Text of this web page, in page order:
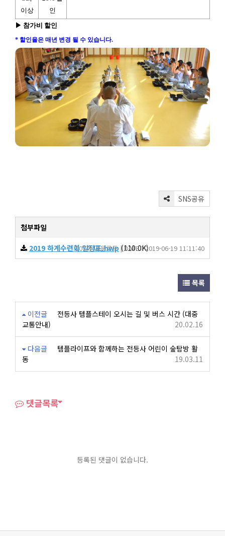
이상
인
▶ 참가비 할인
* 할인율은 매년 변경 될 수 있습니다.
SNS공유
첨부파일
2019 하계수련회 일정표.hwp (110.0K)
107회 다운로드 | DATE : 2019-06-19 11:11:40
목록
이전글
전등사 템플스테이 오시는 길 및 버스 시간 (대중
교통안내)
20.02.16
다음글
템플라이프와 함께하는 전등사 어린이 숲탐방 활
동
19.03.11
댓글목록
등록된 댓글이 없습니다.